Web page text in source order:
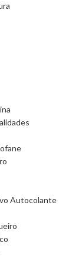
Autocolante